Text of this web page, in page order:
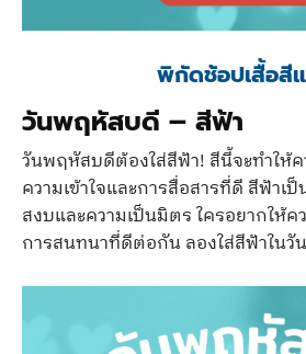
พิกัดช้อปเสื้อสี
วันพฤหัสบดี – สีฟ้า
วันพฤหัสบดีต้องใส่สีฟ้า! สีนี้จะทำให้
ความเข้าใจและการสื่อสารที่ดี สีฟ้า
สงบและความเป็นมิตร ใครอยากให้
การสนทนาที่ดีต่อกัน ลองใส่สีฟ้าในวั